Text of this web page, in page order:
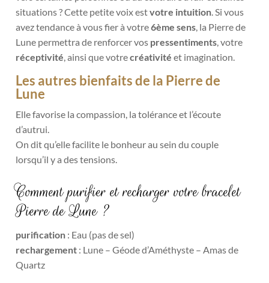
situations ? Cette petite voix estvotre intuition. Si vous
avez tendance à vous fier à votre6ème sens, la Pierre de
Lune permettra de renforcer vos pressentiments, votre
réceptivité, ainsi que votrecréativité et imagination.
Les autres bienfaits de la Pierre de
Lune
Elle favorise la compassion, la tolérance et l’écoute
d’autrui.
On dit qu’elle facilite le bonheur au sein du couple
lorsqu’il y a des tensions.
Comment purifier et recharger votre bracelet
Pierre de Lune ?
purification : Eau (pas de sel)
rechargement : Lune – Géode d’Améthyste – Amas de
Quartz